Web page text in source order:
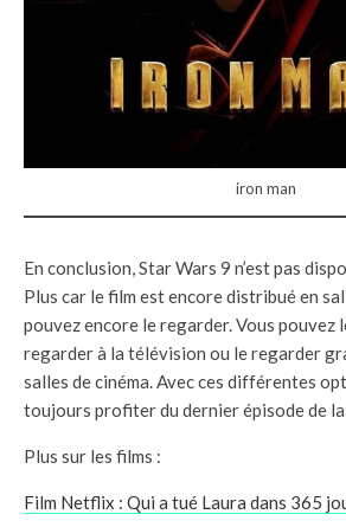
iron man
En conclusion, Star Wars 9 n’est pas
Plus car le film est encore distribué en
pouvez encore le regarder. Vous pouvez
regarder à la télévision ou le regarder
salles de cinéma. Avec ces différentes
toujours profiter du dernier épisode de
Plus sur les films :
Film Netflix : Qui a tué Laura dans 365